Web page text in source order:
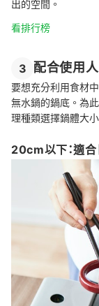
出的空間。
看排行榜
3 配合使用
要想充分利用食材
無水鍋的鍋底。為
理種類選擇鍋體大小
20cm以下：適